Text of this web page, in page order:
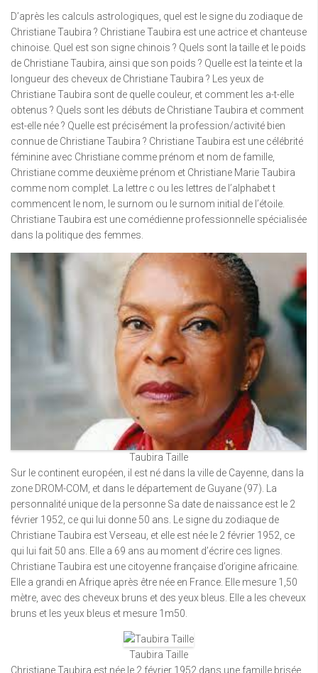
D’après les calculs astrologiques, quel est le signe du zodiaque de
Christiane Taubira ? Christiane Taubira est une actrice et chanteuse
chinoise. Quel est son signe chinois ? Quels sont la taille et le poids
de Christiane Taubira, ainsi que son poids ? Quelle est la teinte et la
longueur des cheveux de Christiane Taubira ? Les yeux de
Christiane Taubira sont de quelle couleur, et comment les a-t-elle
obtenus ? Quels sont les débuts de Christiane Taubira et comment
est-elle née ? Quelle est précisément la profession/activité bien
connue de Christiane Taubira ? Christiane Taubira est une célébrité
féminine avec Christiane comme prénom et nom de famille,
Christiane comme deuxième prénom et Christiane Marie Taubira
comme nom complet. La lettre c ou les lettres de l’alphabet t
commencent le nom, le surnom ou le surnom initial de l’étoile.
Christiane Taubira est une comédienne professionnelle spécialisée
dans la politique des femmes.
Taubira Taille
Sur le continent européen, il est né dans la ville de Cayenne, dans la
zone DROM-COM, et dans le département de Guyane (97). La
personnalité unique de la personne Sa date de naissance est le 2
février 1952, ce qui lui donne 50 ans. Le signe du zodiaque de
Christiane Taubira est Verseau, et elle est née le 2 février 1952, ce
qui lui fait 50 ans. Elle a 69 ans au moment d’écrire ces lignes.
Christiane Taubira est une citoyenne française d’origine africaine.
Elle a grandi en Afrique après être née en France. Elle mesure 1,50
mètre, avec des cheveux bruns et des yeux bleus. Elle a les cheveux
bruns et les yeux bleus et mesure 1m50.
Taubira Taille
Christiane Taubira est née le 2 février 1952 dans une famille brisée